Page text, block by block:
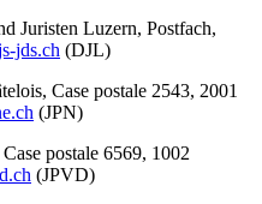
Juristen Luzern, Postfach,
jds.ch (DJL)
Case postale 2543, 2001
(JPN)
postale 6569, 1002
(JPVD)